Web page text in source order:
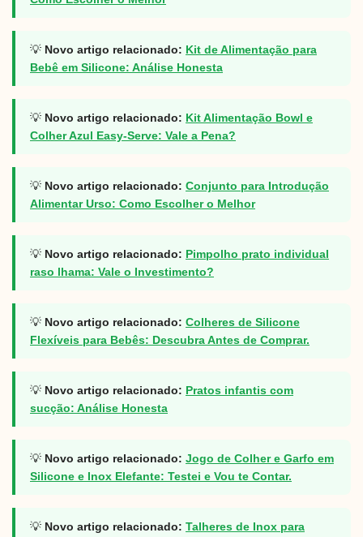
💡 Novo artigo relacionado: Kit de Alimentação para
Bebê em Silicone: Análise Honesta
💡 Novo artigo relacionado: Kit Alimentação Bowl e
Colher Azul Easy-Serve: Vale a Pena?
💡 Novo artigo relacionado: Conjunto para Introdução
Alimentar Urso: Como Escolher o Melhor
💡 Novo artigo relacionado: Pimpolho prato individual
raso lhama: Vale o Investimento?
💡 Novo artigo relacionado: Colheres de Silicone
Flexíveis para Bebês: Descubra Antes de Comprar.
💡 Novo artigo relacionado: Pratos infantis com
sucção: Análise Honesta
💡 Novo artigo relacionado: Jogo de Colher e Garfo em
Silicone e Inox Elefante: Testei e Vou te Contar.
💡 Novo artigo relacionado: Talheres de Inox para